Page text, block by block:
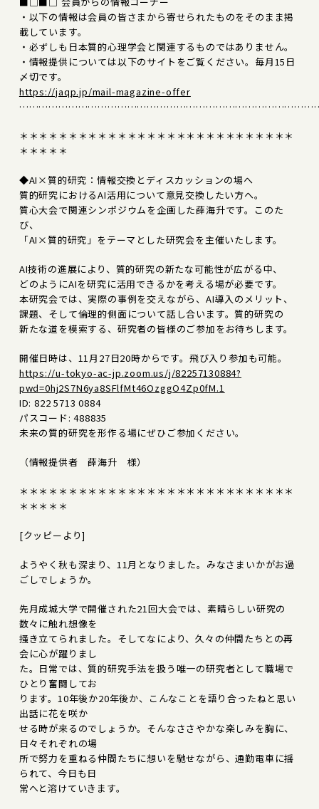
・以下の情報は会員の皆さまから寄せられたものをそのまま掲
載しています。
・必ずしも日本質的心理学会と関連するものではありません。
・情報提供については以下のサイトをご覧ください。毎月15日
〆切です。
https://jaqp.jp/mail-magazine-offer
＊＊＊＊＊＊＊＊＊＊＊＊＊＊＊＊＊＊＊＊＊＊＊＊＊＊＊＊
＊＊＊＊＊
◆AI×質的研究：情報交換とディスカッションの場へ
質的研究におけるAI活用について意見交換したい方へ。
質心大会で関連シンポジウムを企画した薛海升です。このた
び、
「AI×質的研究」をテーマとした研究会を主催いたします。
AI技術の進展により、質的研究の新たな可能性が広がる中、
どのようにAIを研究に活用できるかを考える場が必要です。
本研究会では、実際の事例を交えながら、AI導入のメリット、
課題、そして倫理的側面について話し合います。質的研究の
新たな道を模索する、研究者の皆様のご参加をお待ちします。
開催日時は、11月27日20時からです。飛び入り参加も可能。
https://u-tokyo-ac-jp.zoom.us/j/82257130884?
pwd=0hj2S7N6ya8SFlfMt46OzggO4Zp0fM.1
ID: 822 5713 0884
パスコード: 488835
未来の質的研究を形作る場にぜひご参加ください。
（情報提供者 薛海升 様）
＊＊＊＊＊＊＊＊＊＊＊＊＊＊＊＊＊＊＊＊＊＊＊＊＊＊＊＊
＊＊＊＊＊
[クッピーより]
ようやく秋も深まり、11月となりました。みなさまいかがお過
ごしでしょうか。
先月成城大学で開催された21回大会では、素晴らしい研究の
数々に触れ想像を
掻き立てられました。そしてなにより、久々の仲間たちとの再
会に心が躍りまし
た。日常では、質的研究手法を扱う唯一の研究者として職場で
ひとり奮闘してお
ります。10年後か20年後か、こんなことを語り合ったねと思い
出話に花を咲か
せる時が来るのでしょうか。そんなささやかな楽しみを胸に、
日々それぞれの場
所で努力を重ねる仲間たちに想いを馳せながら、通勤電車に揺
られて、今日も日
常へと溶けていきます。